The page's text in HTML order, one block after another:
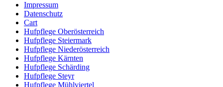
Impressum
Datenschutz
Cart
Hufpflege Oberösterreich
Hufpflege Steiermark
Hufpflege Niederösterreich
Hufpflege Kärnten
Hufpflege Schärding
Hufpflege Steyr
Hufpflege Mühlviertel